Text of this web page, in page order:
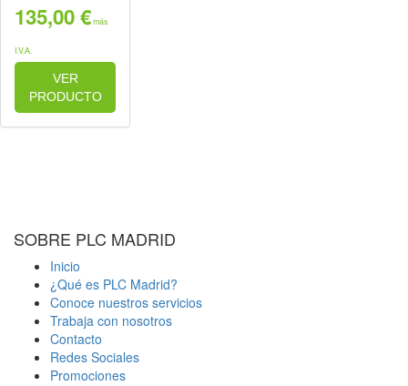
135,00 €más
I.V.A.
VER
PRODUCTO
SOBRE PLC MADRID
Inicio
¿Qué es PLC Madrid?
Conoce nuestros servicios
Trabaja con nosotros
Contacto
Redes Sociales
Promociones